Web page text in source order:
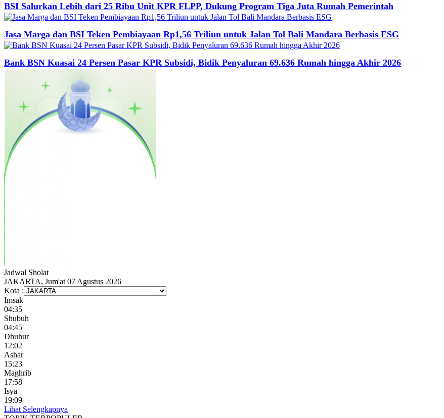
BSI Salurkan Lebih dari 25 Ribu Unit KPR FLPP, Dukung Program Tiga Juta Rumah Pemerintah
Jasa Marga dan BSI Teken Pembiayaan Rp1,56 Triliun untuk Jalan Tol Bali Mandara Berbasis ESG
Bank BSN Kuasai 24 Persen Pasar KPR Subsidi, Bidik Penyaluran 69.636 Rumah hingga Akhir 2026
Jadwal Sholat
JAKARTA, Jum'at 07 Agustus 2026
Kota :
Imsak
04:35
Shubuh
04:45
Dhuhur
12:02
Ashar
15:23
Maghrib
17:58
Isya
19:09
Lihat Selengkapnya